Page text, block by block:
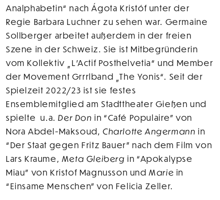
Analphabetin“ nach Ágota Kristóf unter der
Regie Barbara Luchner zu sehen war. Germaine
Sollberger arbeitet außerdem in der freien
Szene in der Schweiz. Sie ist Mitbegründerin
vom Kollektiv „L’Actif Posthelvetia“ und Member
der Movement Grrrlband „The Yonis“. Seit der
Spielzeit 2022/23 ist sie festes
Ensemblemitglied am Stadttheater Gießen und
spielte u.a.Der Donin “Café Populaire” von
Nora Abdel-Maksoud,Charlotte Angermannin
“Der Staat gegen Fritz Bauer” nach dem Film von
Lars Kraume, Meta Gleibergin “Apokalypse
Miau” von Kristof Magnusson undMarie in
“Einsame Menschen” von Felicia Zeller.